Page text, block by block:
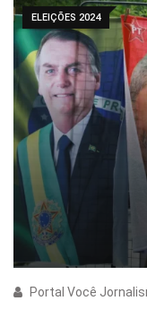
ELEIÇÕES 2024
Portal Você